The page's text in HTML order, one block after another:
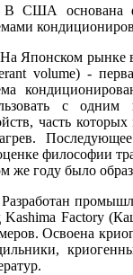
В США основана
Японском рынке
volume) -
с
часть
философии
же году было
Kashima Factory
Освоена